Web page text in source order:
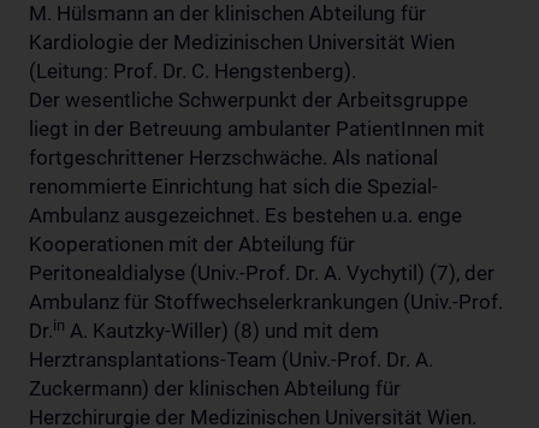
M. Hülsmann an der klinischen Abteilung für
Kardiologie der Medizinischen Universität Wien
(Leitung: Prof. Dr. C. Hengstenberg).
Der wesentliche Schwerpunkt der Arbeitsgruppe
liegt in der Betreuung ambulanter PatientInnen mit
fortgeschrittener Herzschwäche. Als national
renommierte Einrichtung hat sich die Spezial-
Ambulanz ausgezeichnet. Es bestehen u.a. enge
Kooperationen mit der Abteilung für
Peritonealdialyse (Univ.-Prof. Dr. A. Vychytil) (7), der
Ambulanz für Stoffwechselerkrankungen (Univ.-Prof.
Dr.in A. Kautzky-Willer) (8) und mit dem
Herztransplantations-Team (Univ.-Prof. Dr. A.
Zuckermann) der klinischen Abteilung für
Herzchirurgie der Medizinischen Universität Wien.